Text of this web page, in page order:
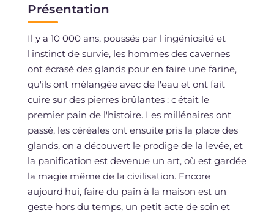
Présentation
Il y a 10 000 ans, poussés par l'ingéniosité et
l'instinct de survie, les hommes des cavernes
ont écrasé des glands pour en faire une farine,
qu'ils ont mélangée avec de l'eau et ont fait
cuire sur des pierres brûlantes : c'était le
premier pain de l'histoire. Les millénaires ont
passé, les céréales ont ensuite pris la place des
glands, on a découvert le prodige de la levée, et
la panification est devenue un art, où est gardée
la magie même de la civilisation. Encore
aujourd'hui, faire du pain à la maison est un
geste hors du temps, un petit acte de soin et